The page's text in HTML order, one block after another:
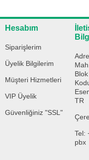
Hesabım
Siparişlerim
Üyelik Bilgilerim
Müşteri Hizmetleri
VIP Üyelik
Güvenliğiniz "SSL"
TR
Tel:
pbx